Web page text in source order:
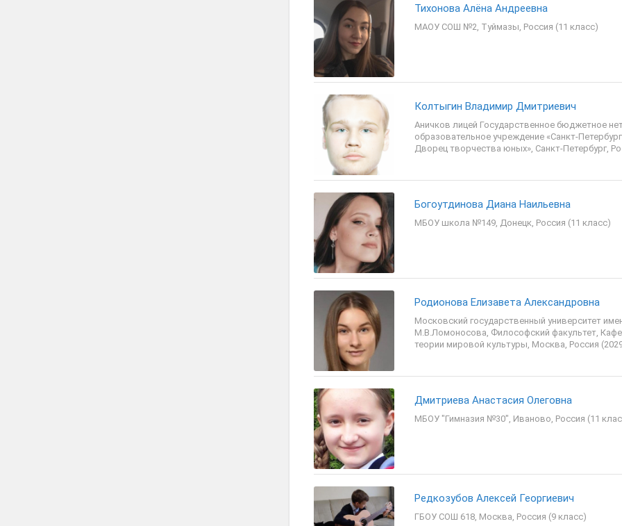
Тихонова Алёна Андреевна
МАОУ СОШ №2, Туймазы, Россия (11 класс)
Колтыгин Владимир Дмитриевич
Аничков лицей Государственное бюджетное
образовательное учреждение «Санкт-
Дворец творчества юных», Санкт-Петербург,
Богоутдинова Диана Наильевна
МБОУ школа №149, Донецк, Россия (11 класс)
Родионова Елизавета Александровна
Московский государственный университет
М.В.Ломоносова, Философский факультет,
теории мировой культуры, Москва, Россия
Дмитриева Анастасия Олеговна
МБОУ "Гимназия №30", Иваново, Россия (11
Редкозубов Алексей Георгиевич
ГБОУ СОШ 618, Москва, Россия (9 класс)